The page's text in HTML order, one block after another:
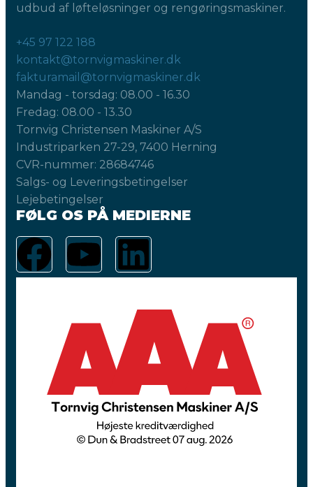
udbud af løfteløsninger og rengøringsmaskiner.
+45 97 122 188
kontakt@tornvigmaskiner.dk
fakturamail@tornvigmaskiner.dk
Mandag - torsdag: 08.00 - 16.30
Fredag: 08.00 - 13.30
Tornvig Christensen Maskiner A/S
Industriparken 27-29, 7400 Herning
CVR-nummer: 28684746
Salgs- og Leveringsbetingelser
Lejebetingelser
FØLG OS PÅ MEDIERNE